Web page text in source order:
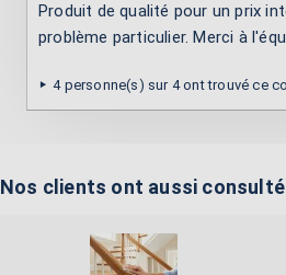
Produit de qualité pour un prix
problème particulier. Merci à
4 personne(s) sur 4 ont trouvé ce
Nos clients ont aussi consulté